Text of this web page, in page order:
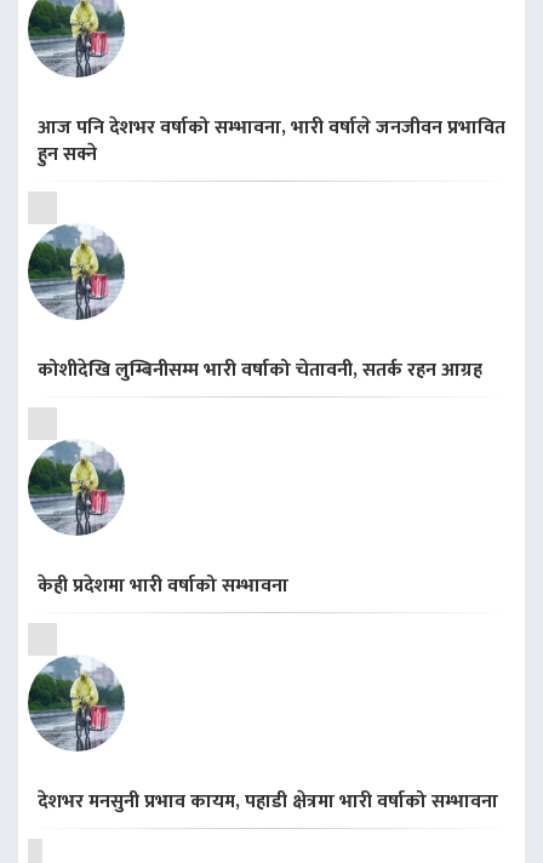
आज पनि देशभर वर्षाको सम्भावना, भारी वर्षाले जनजीवन प्रभावित
हुन सक्ने
कोशीदेखि लुम्बिनीसम्म भारी वर्षाको चेतावनी, सतर्क रहन आग्रह
केही प्रदेशमा भारी वर्षाको सम्भावना
देशभर मनसुनी प्रभाव कायम, पहाडी क्षेत्रमा भारी वर्षाको सम्भावना